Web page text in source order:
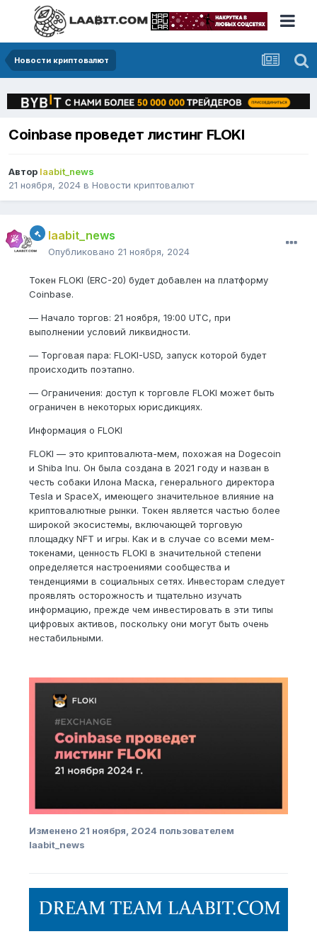
Новости криптовалют
Coinbase проведет листинг FLOKI
Автор laabit_news
21 ноября, 2024 в Новости криптовалют
laabit_news
Опубликовано 21 ноября, 2024
Токен FLOKI (ERC-20) будет добавлен на платформу
Coinbase.
— Начало торгов: 21 ноября, 19:00 UTC, при
выполнении условий ликвидности.
— Торговая пара: FLOKI-USD, запуск которой будет
происходить поэтапно.
— Ограничения: доступ к торговле FLOKI может быть
ограничен в некоторых юрисдикциях.
Информация о FLOKI
FLOKI — это криптовалюта-мем, похожая на Dogecoin
и Shiba Inu. Он была создана в 2021 году и назван в
честь собаки Илона Маска, генерального директора
Tesla и SpaceX, имеющего значительное влияние на
криптовалютные рынки. Токен является частью более
широкой экосистемы, включающей торговую
площадку NFT и игры. Как и в случае со всеми мем-
токенами, ценность FLOKI в значительной степени
определяется настроениями сообщества и
тенденциями в социальных сетях. Инвесторам следует
проявлять осторожность и тщательно изучать
информацию, прежде чем инвестировать в эти типы
цифровых активов, поскольку они могут быть очень
нестабильными.
Изменено 21 ноября, 2024 пользователем
laabit_news